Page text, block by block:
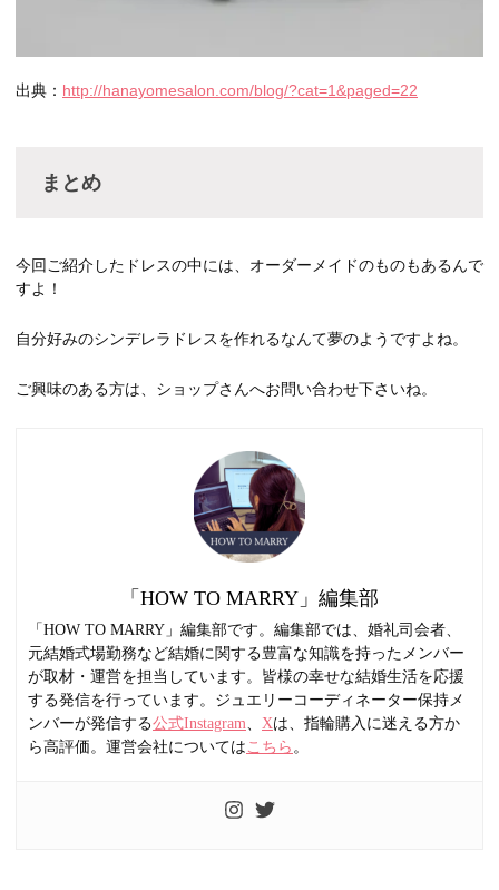
出典： http://hanayomesalon.com/blog/?cat=1&paged=22
まとめ
今回ご紹介したドレスの中には、オーダーメイドのものもあるんで
すよ！
自分好みのシンデレラドレスを作れるなんて夢のようですよね。
ご興味のある方は、ショップさんへお問い合わせ下さいね。
「HOW TO MARRY」編集部
「HOW TO MARRY」編集部です。編集部では、婚礼司会者、
元結婚式場勤務など結婚に関する豊富な知識を持ったメンバー
が取材・運営を担当しています。皆様の幸せな結婚生活を応援
する発信を行っています。ジュエリーコーディネーター保持メ
ンバーが発信する公式Instagram、 Xは、指輪購入に迷える方か
ら高評価。運営会社については こちら 。